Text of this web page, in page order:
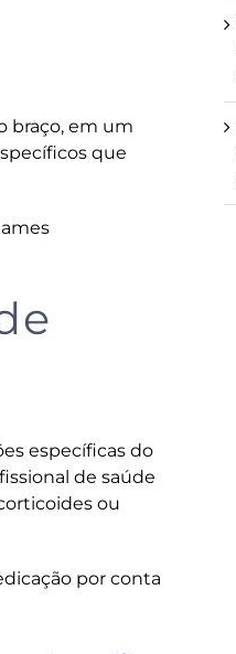
braço, em um
que
específicas do
de saúde
ou
por conta